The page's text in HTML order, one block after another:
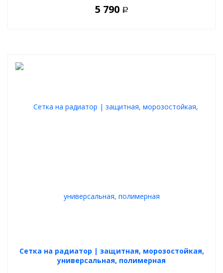
5 790 Р
Cетка на радиатор | защитная, морозостойкая,
универсальная, полимерная